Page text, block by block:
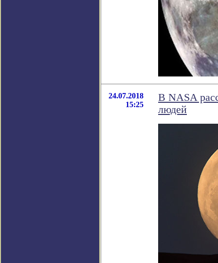
24.07.2018
15:25
В NASA
людей